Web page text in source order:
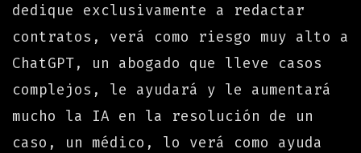
dedique exclusivamente a redactar
contratos, verá como riesgo muy alto a
ChatGPT, un abogado que lleve casos
complejos, le ayudará y le aumentará
mucho la IA en la resolución de un
caso, un médico, lo verá como ayuda